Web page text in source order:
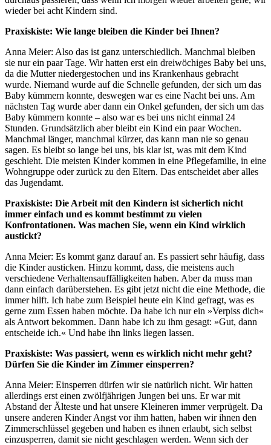
wieder bei acht Kindern sind.
Praxiskiste: Wie lange bleiben die Kinder bei Ihnen?
Anna Meier: Also das ist ganz unterschiedlich. Manchmal bleiben
sie nur ein paar Tage. Wir hatten erst ein dreiwöchiges Baby bei uns,
da die Mutter niedergestochen und ins Krankenhaus gebracht
wurde. Niemand wurde auf die Schnelle gefunden, der sich um das
Baby kümmern konnte, deswegen war es eine Nacht bei uns. Am
nächsten Tag wurde aber dann ein Onkel gefunden, der sich um das
Baby kümmern konnte – also war es bei uns nicht einmal 24
Stunden. Grundsätzlich aber bleibt ein Kind ein paar Wochen.
Manchmal länger, manchmal kürzer, das kann man nie so genau
sagen. Es bleibt so lange bei uns, bis klar ist, was mit dem Kind
geschieht. Die meisten Kinder kommen in eine Pflegefamilie, in eine
Wohngruppe oder zurück zu den Eltern. Das entscheidet aber alles
das Jugendamt.
Praxiskiste: Die Arbeit mit den Kindern ist sicherlich nicht
immer einfach und es kommt bestimmt zu vielen
Konfrontationen. Was machen Sie, wenn ein Kind wirklich
austickt?
Anna Meier: Es kommt ganz darauf an. Es passiert sehr häufig, dass
die Kinder austicken. Hinzu kommt, dass, die meistens auch
verschiedene Verhaltensauffälligkeiten haben. Aber da muss man
dann einfach darüberstehen. Es gibt jetzt nicht die eine Methode, die
immer hilft. Ich habe zum Beispiel heute ein Kind gefragt, was es
gerne zum Essen haben möchte. Da habe ich nur ein »Verpiss dich«
als Antwort bekommen. Dann habe ich zu ihm gesagt: »Gut, dann
entscheide ich.« Und habe ihn links liegen lassen.
Praxiskiste: Was passiert, wenn es wirklich nicht mehr geht?
Dürfen Sie die Kinder im Zimmer einsperren?
Anna Meier: Einsperren dürfen wir sie natürlich nicht. Wir hatten
allerdings erst einen zwölfjährigen Jungen bei uns. Er war mit
Abstand der Älteste und hat unsere Kleineren immer verprügelt. Da
unsere anderen Kinder Angst vor ihm hatten, haben wir ihnen den
Zimmerschlüssel gegeben und haben es ihnen erlaubt, sich selbst
einzusperren, damit sie nicht geschlagen werden. Wenn sich der